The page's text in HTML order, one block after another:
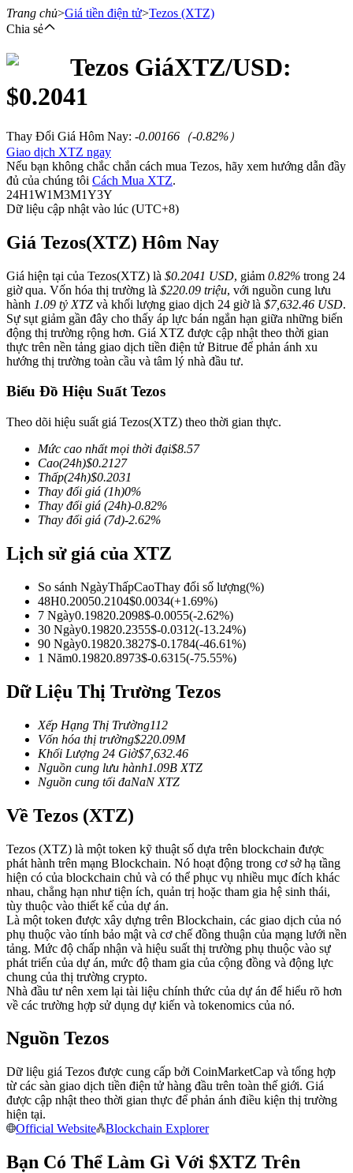
Hợp đồng tương lai
USDT Futures
COIN-M Futures
Futures sử dụng token làm tài sản thế chấp
TradFi
USDC Futures vĩnh cửu
Futures sử dụng USDC làm tài sản thế chấp
Sao chép Giao dịch
Tham gia cùng các nhà giao dịch hàng đầu
Trở thành Nhà giao dịch Sao chép
Tận hưởng chia sẻ lợi nhuận và hoa hồng giao dịch sao chép
Trang chủ>Giá tiền điện tử>Tezos (XTZ)
Chia sẻ
Tezos GiáXTZ/USD:
$0.2041
Thay Đổi Giá Hôm Nay: -0.00166 （-0.82%）
Giao dịch XTZ ngay
Nếu bạn không chắc chắn cách mua Tezos, hãy xem hướng dẫn đầy
đủ của chúng tôi Cách Mua XTZ.
24H1W1M3M1Y3Y
Dữ liệu cập nhật vào lúc (UTC+8)
Giá Tezos(XTZ) Hôm Nay
Giá hiện tại của Tezos(XTZ) là $0.2041 USD, giảm 0.82% trong 24
giờ qua. Vốn hóa thị trường là $220.09 triệu, với nguồn cung lưu
hành 1.09 tỷ XTZ và khối lượng giao dịch 24 giờ là $7,632.46 USD.
Sự sụt giảm gần đây cho thấy áp lực bán ngắn hạn giữa những biến
động thị trường rộng hơn. Giá XTZ được cập nhật theo thời gian
thực trên nền tảng giao dịch tiền điện tử Bitrue để phản ánh xu
hướng thị trường toàn cầu và tâm lý nhà đầu tư.
Biểu Đồ Hiệu Suất Tezos
Theo dõi hiệu suất giá Tezos(XTZ) theo thời gian thực.
Mức cao nhất mọi thời đại$8.57
Cao(24h)$0.2127
Thấp(24h)$0.2031
Thay đổi giá (1h)0%
Thay đổi giá (24h)-0.82%
Thay đổi giá (7d)-2.62%
Lịch sử giá của XTZ
So sánh NgàyThấpCaoThay đổi số lượng(%)
48H0.20050.2104$0.0034(+1.69%)
7 Ngày0.19820.2098$-0.0055(-2.62%)
30 Ngày0.19820.2355$-0.0312(-13.24%)
90 Ngày0.19820.3827$-0.1784(-46.61%)
1 Năm0.19820.8973$-0.6315(-75.55%)
Dữ Liệu Thị Trường Tezos
Xếp Hạng Thị Trường112
Vốn hóa thị trường$220.09M
Khối Lượng 24 Giờ$7,632.46
Nguồn cung lưu hành1.09B XTZ
Nguồn cung tối đaNaN XTZ
Về Tezos (XTZ)
Tezos (XTZ) là một token kỹ thuật số dựa trên blockchain được
phát hành trên mạng Blockchain. Nó hoạt động trong cơ sở hạ tầng
hiện có của blockchain chủ và có thể phục vụ nhiều mục đích khác
nhau, chẳng hạn như tiện ích, quản trị hoặc tham gia hệ sinh thái,
tùy thuộc vào thiết kế của dự án.
Là một token được xây dựng trên Blockchain, các giao dịch của nó
phụ thuộc vào tính bảo mật và cơ chế đồng thuận của mạng lưới nền
tảng. Mức độ chấp nhận và hiệu suất thị trường phụ thuộc vào sự
phát triển của dự án, mức độ tham gia của cộng đồng và động lực
chung của thị trường crypto.
Nhà đầu tư nên xem lại tài liệu chính thức của dự án để hiểu rõ hơn
về các trường hợp sử dụng dự kiến và tokenomics của nó.
Nguồn Tezos
Dữ liệu giá Tezos được cung cấp bởi CoinMarketCap và tổng hợp
từ các sàn giao dịch tiền điện tử hàng đầu trên toàn thế giới. Giá
được cập nhật theo thời gian thực để phản ánh điều kiện thị trường
hiện tại.
Official Website
Blockchain Explorer
Bạn Có Thể Làm Gì Với $XTZ Trên